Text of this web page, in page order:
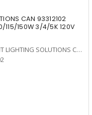
CAN 93312102
115/150W 3/4/5K 120V
CURRENT LIGHTING SOLUTIONS CAN